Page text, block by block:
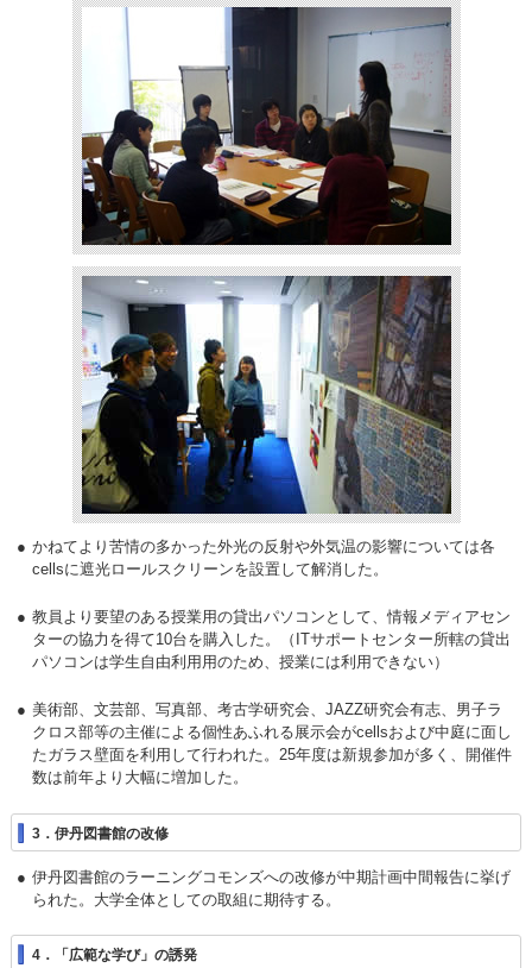
かねてより苦情の多かった外光の反射や外気温の影響については各
cellsに遮光ロールスクリーンを設置して解消した。
教員より要望のある授業用の貸出パソコンとして、情報メディアセン
ターの協力を得て10台を購入した。（ITサポートセンター所轄の貸出
パソコンは学生自由利用用のため、授業には利用できない）
美術部、文芸部、写真部、考古学研究会、JAZZ研究会有志、男子ラ
クロス部等の主催による個性あふれる展示会がcellsおよび中庭に面し
たガラス壁面を利用して行われた。25年度は新規参加が多く、開催件
数は前年より大幅に増加した。
3．伊丹図書館の改修
伊丹図書館のラーニングコモンズへの改修が中期計画中間報告に挙げ
られた。大学全体としての取組に期待する。
4．「広範な学び」の誘発